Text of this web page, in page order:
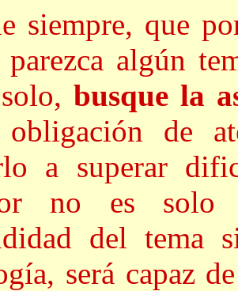
siempre, que
algún
solo,busque la
de
a superar
no es solo
del tema
será capaz